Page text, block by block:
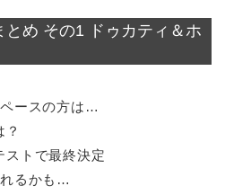
とめ その1 ドゥカティ＆ホ
ペースの方は…
？
ストで最終決定
れるかも…